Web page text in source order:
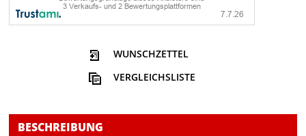
WUNSCHZETTEL
VERGLEICHSLISTE
BESCHREIBUNG